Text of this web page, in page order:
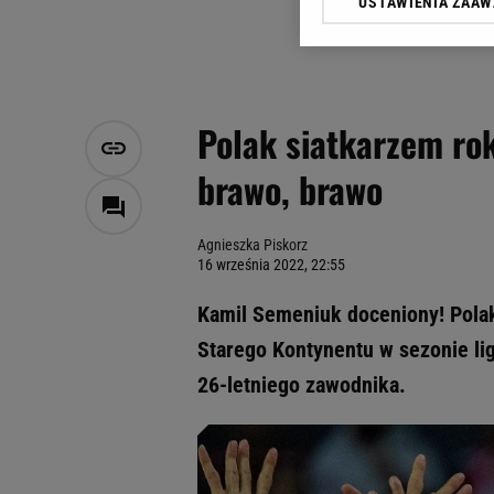
Polak siatkarzem
brawo, brawo
Agnieszka Piskorz
16 września 2022, 22:55
Kamil Semeniuk doceniony!
Starego Kontynentu w sezonie
26-letniego zawodnika.
Klikając „Akceptuję”
Zaufanych Partnerów i
My, nasi Zaufani
Przechowywanie